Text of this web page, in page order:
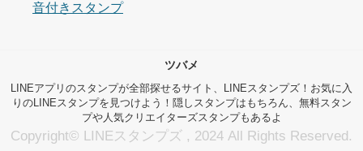
音付きスタンプ
ツバメ
LINEアプリのスタンプが全部探せるサイト、LINEスタンプズ！お気に入
りのLINEスタンプを見つけよう！隠しスタンプはもちろん、無料スタン
プや人気クリエイターズスタンプもあるよ
Copyright© LINEスタンプズ , 2024 All Rights Reserved.